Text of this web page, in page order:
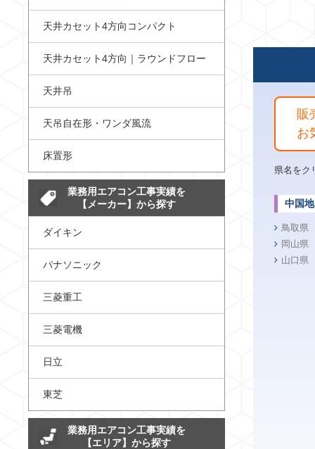
販
お
県名をク
中国
鳥取県
岡山県
山口県
天井カセット4方向コンパクト
天井カセット4方向｜ラウンドフロー
天井吊
天吊自在形・ワンダ風流
床置形
業務用エアコン工事実績を
【メーカー】から探す
ダイキン
パナソニック
三菱重工
三菱電機
日立
東芝
業務用エアコン工事実績を
【エリア】から探す